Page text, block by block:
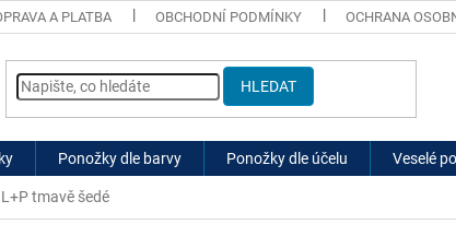
A PLATBA OBCHODNÍ PODMÍNKY OCHRANA
HLEDAT
Ponožky dle barvy Ponožky dle účelu Veselé
tmavě šedé